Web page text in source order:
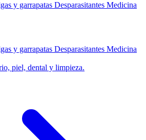
y garrapatas Desparasitantes Medicina
y garrapatas Desparasitantes Medicina
piel, dental y limpieza.